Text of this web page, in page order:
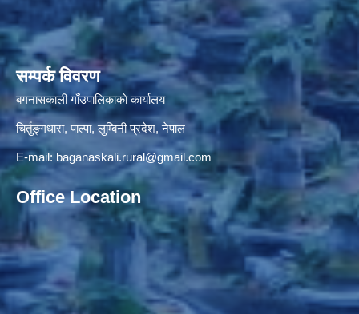
सम्पर्क विवरण
बगनासकाली गाँउपालिकाकाे कार्यालय
चिर्तुङ्गधारा, पाल्पा, लुम्बिनी प्रदेश, नेपाल
E-mail: baganaskali.rural@gmail.com
Office Location